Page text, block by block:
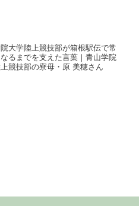
大学陸上競技部が箱根駅伝で常
るまでを支えた言葉｜青山学院
競技部の寮母・原 美穂さん